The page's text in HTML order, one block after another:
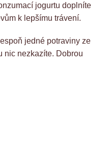
jogurtu doplníte
k lepšímu trávení.
jedné potraviny ze
nic nezkazíte. Dobrou